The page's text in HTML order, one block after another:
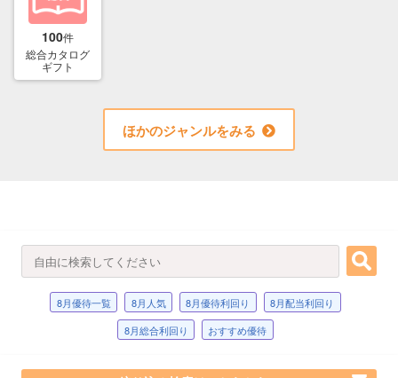
100件
総合カタログ
ギフト
ほかのジャンルをみる
8月優待一覧 8月人気 8月優待利回り
8月配当利回り
8月総合利回り
おすすめ優待